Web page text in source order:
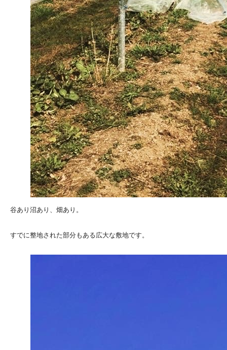
谷あり沼あり、畑あり。
すでに整地された部分もある広大な敷地です。